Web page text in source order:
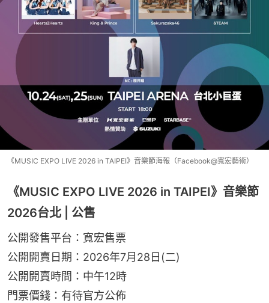
《MUSIC EXPO LIVE 2026 in TAIPEI》音樂節海報（Facebook@寬宏藝術）
《MUSIC EXPO LIVE 2026 in TAIPEI》音樂節
2026台北 | 公售
公開發售平台：寬宏售票
公開開賣日期：2026年7月28日(二)
公開開賣時間：中午12時
門票價錢：有待官方公佈